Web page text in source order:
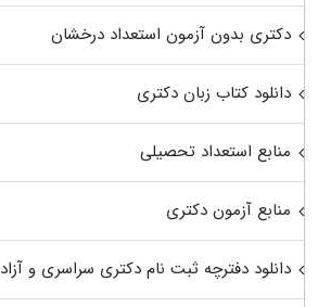
دکتری بدون آزمون استعداد درخشان
دانلود کتاب زبان دکتری
منابع استعداد تحصیلی
منابع آزمون دکتری
دانلود دفترچه ثبت نام دکتری سراسری و آزاد